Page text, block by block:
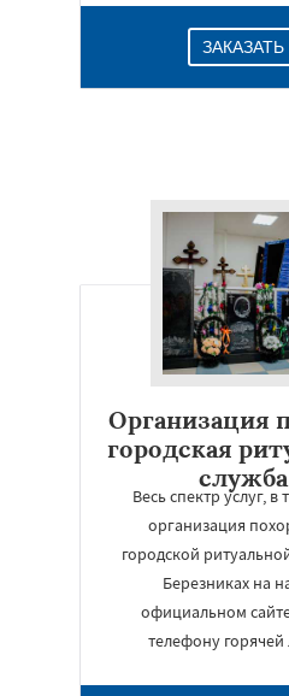
ЗАКАЗАТЬ
Организация
городская
служба
Весь спектр услуг, в
организация
городской
Березниках на
официальном
телефону